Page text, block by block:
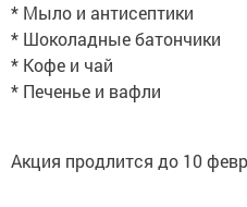
* Мыло и антисептики
* Шоколадные батончики
* Кофе и чай
* Печенье и вафли
Акция продлится до 10